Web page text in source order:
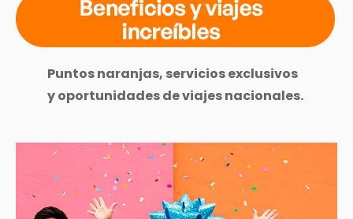
Puntos naranjas, servicios exclusivos
y oportunidades de viajes nacionales.